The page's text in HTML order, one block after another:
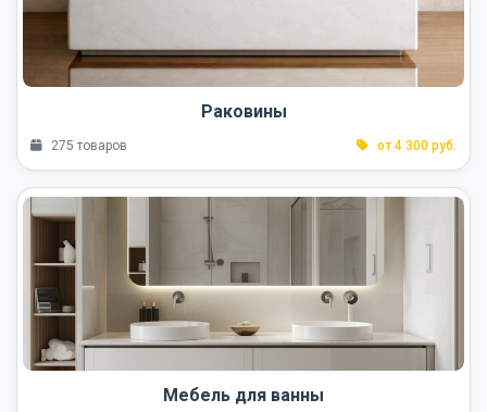
Раковины
275 товаров от 4 300 руб.
Мебель для ванны